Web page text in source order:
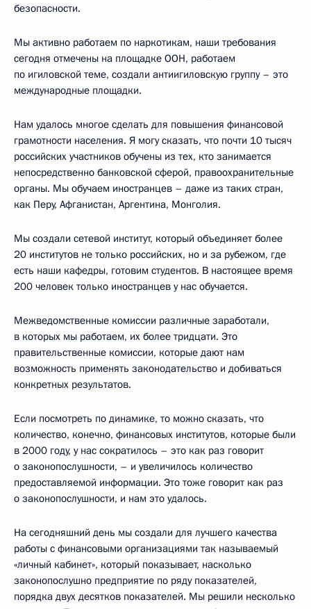
безопасности.
Мы активно работаем по наркотикам, наши требования
сегодня отмечены на площадке ООН, работаем
по игиловской теме, создали антиигиловскую группу – это
международные площадки.
Нам удалось многое сделать для повышения финансовой
грамотности населения. Я могу сказать, что почти 10 тысяч
российских участников обучены из тех, кто занимается
непосредственно банковской сферой, правоохранительные
органы. Мы обучаем иностранцев – даже из таких стран,
как Перу, Афганистан, Аргентина, Монголия.
Мы создали сетевой институт, который объединяет более
20 институтов не только российских, но и за рубежом, где
есть наши кафедры, готовим студентов. В настоящее время
200 человек только иностранцев у нас обучается.
Межведомственные комиссии различные заработали,
в которых мы работаем, их более тридцати. Это
правительственные комиссии, которые дают нам
возможность применять законодательство и добиваться
конкретных результатов.
Если посмотреть по динамике, то можно сказать, что
количество, конечно, финансовых институтов, которые были
в 2000 году, у нас сократилось – это как раз говорит
о законопослушности, – и увеличилось количество
предоставляемой информации. Это тоже говорит как раз
о законопослушности, и нам это удалось.
На сегодняшний день мы создали для лучшего качества
работы с финансовыми организациями так называемый
«личный кабинет», который показывает, насколько
законопослушно предприятие по ряду показателей,
порядка двух десятков показателей. Мы решили несколько